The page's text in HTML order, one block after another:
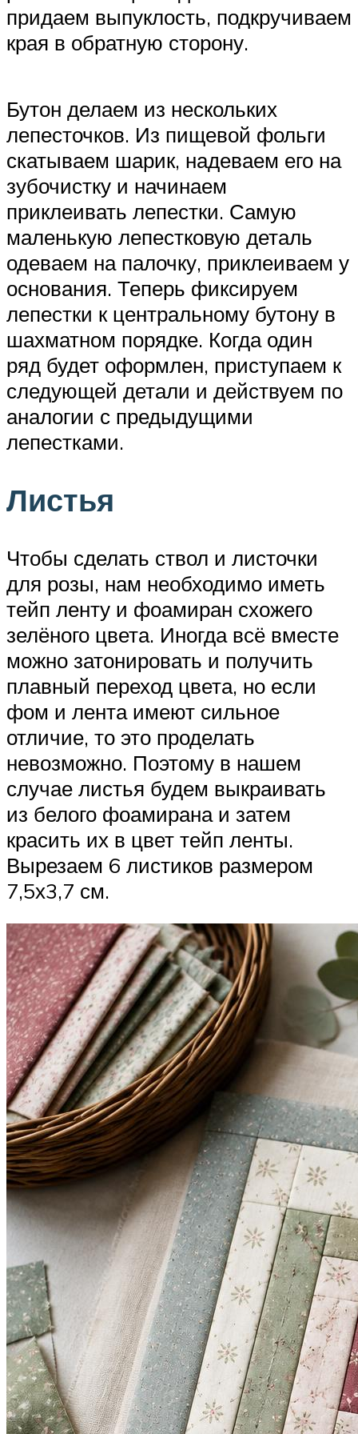
придаем выпуклость, подкручиваем
края в обратную сторону.
Бутон делаем из нескольких
лепесточков. Из пищевой фольги
скатываем шарик, надеваем его на
зубочистку и начинаем
приклеивать лепестки. Самую
маленькую лепестковую деталь
одеваем на палочку, приклеиваем у
основания. Теперь фиксируем
лепестки к центральному бутону в
шахматном порядке. Когда один
ряд будет оформлен, приступаем к
следующей детали и действуем по
аналогии с предыдущими
лепестками.
Листья
Чтобы сделать ствол и листочки
для розы, нам необходимо иметь
тейп ленту и фоамиран схожего
зелёного цвета. Иногда всё вместе
можно затонировать и получить
плавный переход цвета, но если
фом и лента имеют сильное
отличие, то это проделать
невозможно. Поэтому в нашем
случае листья будем выкраивать
из белого фоамирана и затем
красить их в цвет тейп ленты.
Вырезаем 6 листиков размером
7,5х3,7 см.